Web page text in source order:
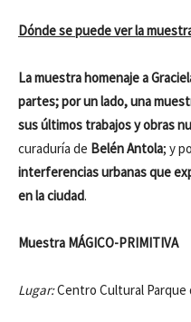
Dónde se puede ver la
La muestra homenaje a
partes; por un lado, una
sus últimos trabajos y obras
curaduría de Belén Antola; y
interferencias urbanas que
en la ciudad.
Muestra MÁGICO-PRIMITIVA
Lugar:Centro Cultural Parque